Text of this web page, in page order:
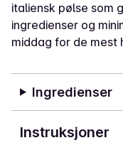
italiensk pølse som
ingredienser og
middag for de mest
Ingredienser
Instruksjoner